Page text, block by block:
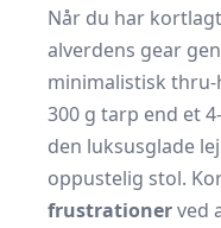
Når du har
alverdens gear
minimalistisk
300 g tarp end et
den luksusglade
oppustelig stol.
frustrationerved